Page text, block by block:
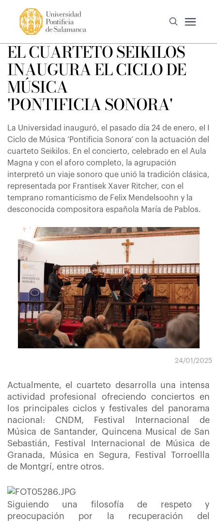
EL CUARTETO SEIKILOS
INAUGURA EL CICLO DE
MÚSICA
'PONTIFICIA SONORA'
La Universidad inauguró, el pasado día 24 de enero, eI I
Ciclo de Música ‘Pontificia Sonora’ con la actuación del
cuarteto Seikilos. En el concierto, celebrado en el Aula
Magna y con el aforo completo, la agrupación
interpretó un viaje sonoro que unió la tradición clásica,
representada por Frantisek Xaver Ritcher, con el
temprano romanticismo de Felix Mendelsoohn y la
desconocida compositora española María de Pablos.
24/01/2025
Actualmente, el cuarteto desarrolla una intensa
actividad profesional ofreciendo conciertos en
los principales ciclos y festivales del panorama
nacional: CNDM, Festival Internacional de
Música de Santander, Quincena Musical de San
Sebastián, Festival Internacional de Música de
Granada, Música en Segura, Festival Torroellla
de Montgrí, entre otros.
Siguiendo una filosofía de respeto y
preocupación por la recuperación del